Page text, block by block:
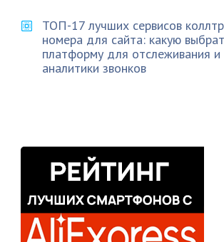
ТОП-17 лучших сервисов
номера для сайта: какую
платформу для отслеживания и
аналитики звонков